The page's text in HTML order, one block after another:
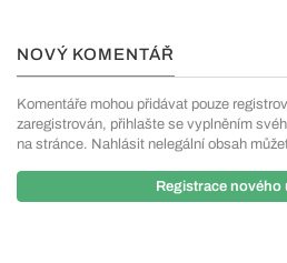
NOVÝ KOMENTÁŘ
Komentáře mohou přidávat pouze
zaregistrován, přihlašte se vyplněním
na stránce. Nahlásit nelegální obsah
Registrace nového